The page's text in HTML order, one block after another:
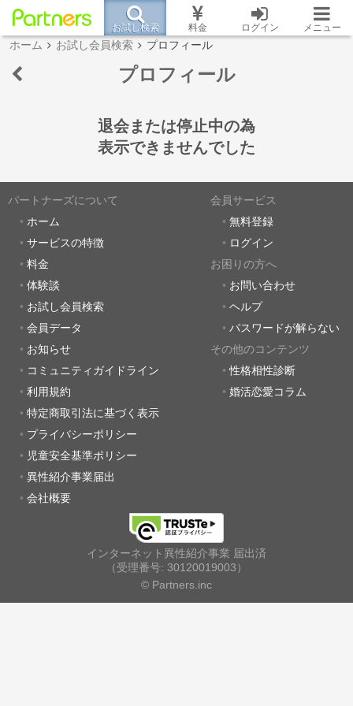
お試し検索 料金 ログイン メニュー
ホーム お試し会員検索 プロフィール
プロフィール
退会または停止中の為
表示できませんでした
パートナーズについて
ホーム
サービスの特徴
料金
体験談
お試し会員検索
会員データ
お知らせ
コミュニティガイドライン
利用規約
特定商取引法に基づく表示
プライバシーポリシー
児童安全基準ポリシー
異性紹介事業届出
会社概要
会員サービス
無料登録
ログイン
お困りの方へ
お問い合わせ
ヘルプ
パスワードが解らない
その他のコンテンツ
性格相性診断
婚活恋愛コラム
インターネット異性紹介事業 届出済
（受理番号: 30120019003）
© Partners.inc